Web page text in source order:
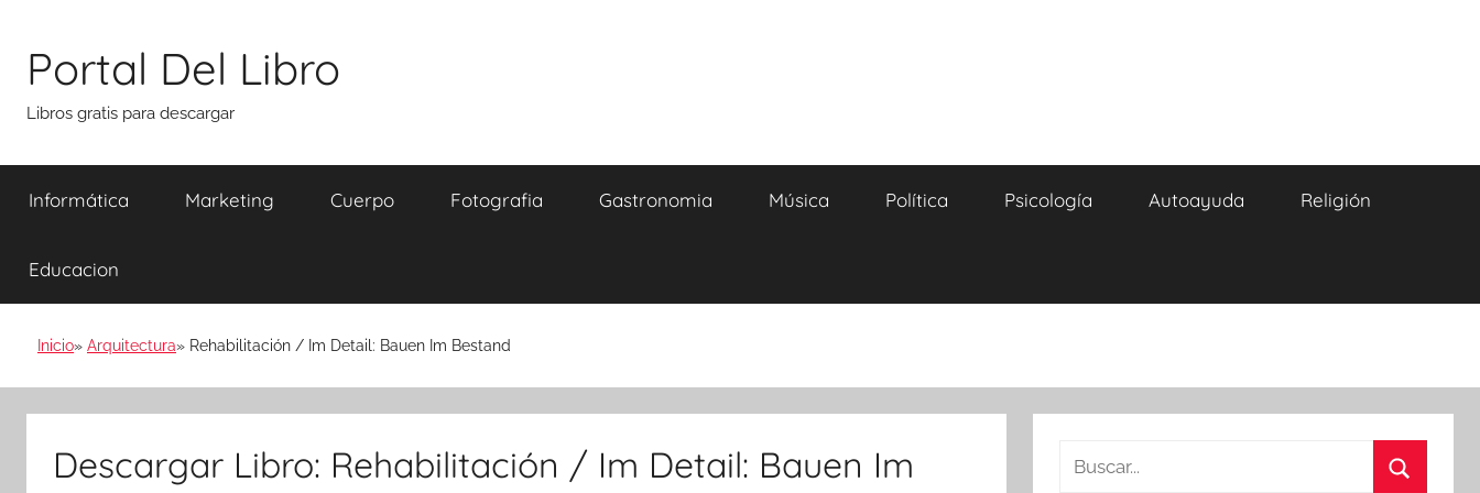
contenido
Portal Del Libro
Libros gratis para descargar
Informática Marketing Cuerpo Fotografia Gastronomia Música Política Psicología Autoayuda Religión
Educacion
Inicio Arquitectura Rehabilitación / Im Detail: Bauen Im Bestand
Descargar Libro: Rehabilitación / Im Detail: Bauen Im
Buscar: